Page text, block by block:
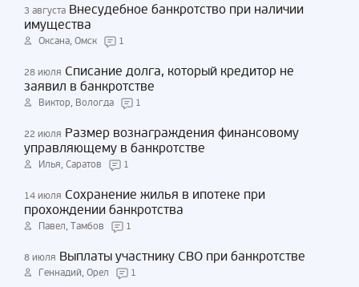
3 августа Внесудебное банкротство при наличии
имущества
Оксана, Омск 1
28 июля Списание долга, который кредитор не
заявил в банкротстве
Виктор, Вологда 1
22 июля Размер вознаграждения финансовому
управляющему в банкротстве
Илья, Саратов 1
14 июля Сохранение жилья в ипотеке при
прохождении банкротства
Павел, Тамбов 1
8 июля Выплаты участнику СВО при банкротстве
Геннадий, Орел 1